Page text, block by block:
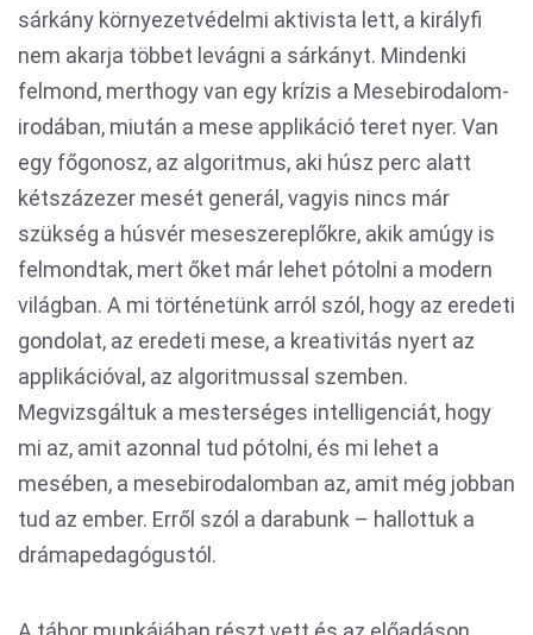
sárkány környezetvédelmi aktivista lett, a királyfi
nem akarja többet levágni a sárkányt. Mindenki
felmond, merthogy van egy krízis a Mesebirodalom-
irodában, miután a mese applikáció teret nyer. Van
egy főgonosz, az algoritmus, aki húsz perc alatt
kétszázezer mesét generál, vagyis nincs már
szükség a húsvér meseszereplőkre, akik amúgy is
felmondtak, mert őket már lehet pótolni a modern
világban. A mi történetünk arról szól, hogy az eredeti
gondolat, az eredeti mese, a kreativitás nyert az
applikációval, az algoritmussal szemben.
Megvizsgáltuk a mesterséges intelligenciát, hogy
mi az, amit azonnal tud pótolni, és mi lehet a
mesében, a mesebirodalomban az, amit még jobban
tud az ember. Erről szól a darabunk – hallottuk a
drámapedagógustól.